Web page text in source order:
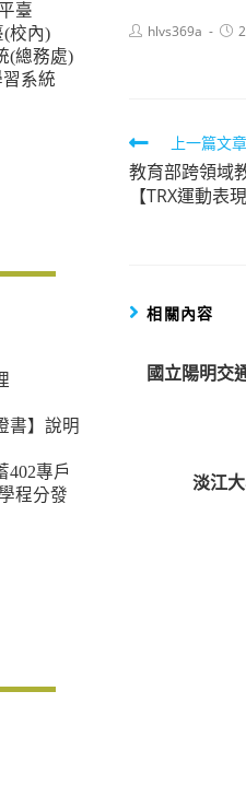
Posthlvs369a
Post
Read
more
articles
上一篇文章
教育部跨領域
【TRX運動表
相關內容
國立陽明交
淡江
臺
校內)
(總務處)
系統
書】說明
402專戶
程分發